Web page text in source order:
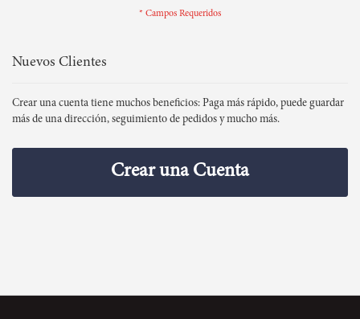
Nuevos Clientes
Crear una cuenta tiene muchos beneficios: Paga más rápido, puede guardar
más de una dirección, seguimiento de pedidos y mucho más.
Crear una Cuenta